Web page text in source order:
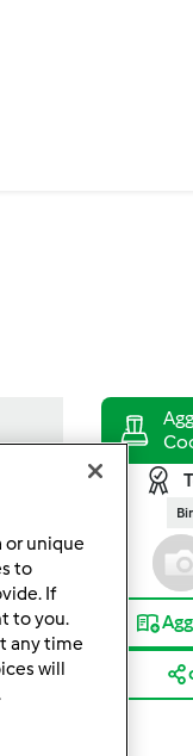
or unique
to
If
to you.
any time
will